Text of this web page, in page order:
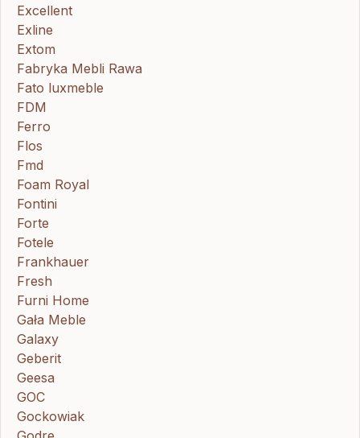
Excellent
Exline
Extom
Fabryka Mebli Rawa
Fato luxmeble
FDM
Ferro
Flos
Fmd
Foam Royal
Fontini
Forte
Fotele
Frankhauer
Fresh
Furni Home
Gała Meble
Galaxy
Geberit
Geesa
GOC
Gockowiak